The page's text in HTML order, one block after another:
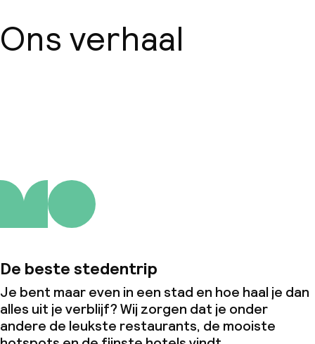
Ons verhaal
De beste stedentrip
Je bent maar even in een stad en hoe haal je dan
alles uit je verblijf? Wij zorgen dat je onder
andere de leukste restaurants, de mooiste